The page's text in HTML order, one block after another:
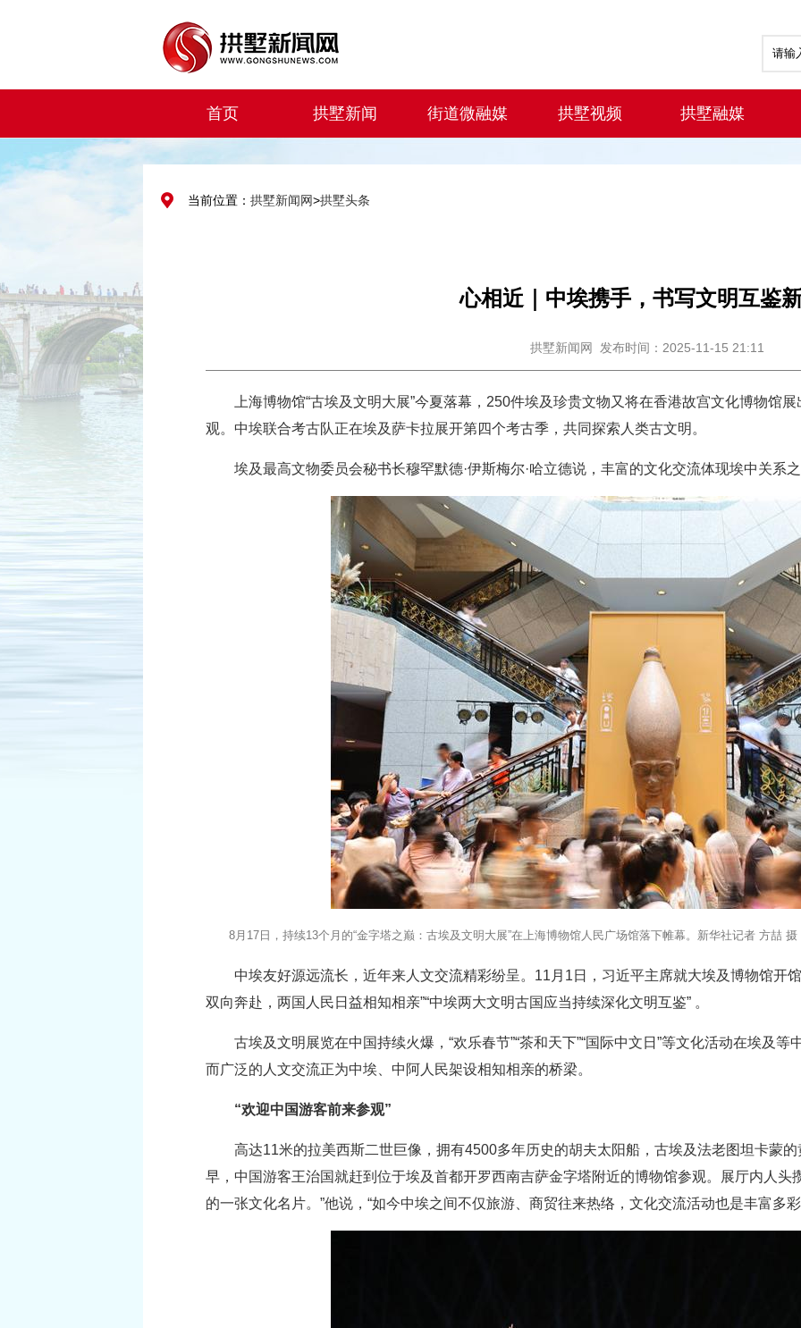
首页 拱墅新闻 街道微融媒 拱墅视频 拱墅融媒
当前位置： 拱墅新闻网>拱墅头条
心相近｜中埃携手，书写文明互鉴
拱墅新闻网 发布时间：2025-11-15 21:11
上海博物馆“古埃及文明大展”今夏落幕，250件埃及珍贵文物又将在香港故宫文化博物馆
观。中埃联合考古队正在埃及萨卡拉展开第四个考古季，共同探索人类古文明。
埃及最高文物委员会秘书长穆罕默德·伊斯梅尔·哈立德说，丰富的文化交流体现埃中关系
8月17日，持续13个月的“金字塔之巅：古埃及文明大展”在上海博物馆人民广场馆落下帷幕。新华社记者 方喆 摄
中埃友好源远流长，近年来人文交流精彩纷呈。11月1日，习近平主席就大埃及博物馆开
双向奔赴，两国人民日益相知相亲”“中埃两大文明古国应当持续深化文明互鉴” 。
古埃及文明展览在中国持续火爆，“欢乐春节”“茶和天下”“国际中文日”等文化活动在埃
而广泛的人文交流正为中埃、中阿人民架设相知相亲的桥梁。
“欢迎中国游客前来参观”
高达11米的拉美西斯二世巨像，拥有4500多年历史的胡夫太阳船，古埃及法老图坦卡蒙
早，中国游客王治国就赶到位于埃及首都开罗西南吉萨金字塔附近的博物馆参观。展厅内人头
的一张文化名片。”他说，“如今中埃之间不仅旅游、商贸往来热络，文化交流活动也是丰富多彩